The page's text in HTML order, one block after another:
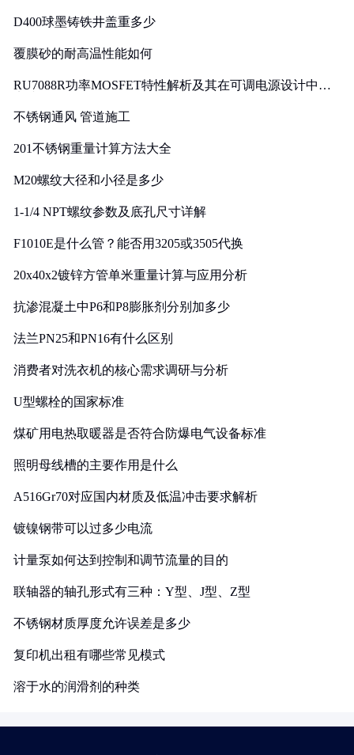
D400球墨铸铁井盖重多少
覆膜砂的耐高温性能如何
RU7088R功率MOSFET特性解析及其在可调电源设计中的
不锈钢通风 管道施工
201不锈钢重量计算方法大全
M20螺纹大径和小径是多少
1-1/4 NPT螺纹参数及底孔尺寸详解
F1010E是什么管？能否用3205或3505代换
20x40x2镀锌方管单米重量计算与应用分析
抗渗混凝土中P6和P8膨胀剂分别加多少
法兰PN25和PN16有什么区别
消费者对洗衣机的核心需求调研与分析
U型螺栓的国家标准
煤矿用电热取暖器是否符合防爆电气设备标准
照明母线槽的主要作用是什么
A516Gr70对应国内材质及低温冲击要求解析
镀镍钢带可以过多少电流
计量泵如何达到控制和调节流量的目的
联轴器的轴孔形式有三种：Y型、J型、Z型
不锈钢材质厚度允许误差是多少
复印机出租有哪些常见模式
溶于水的润滑剂的种类